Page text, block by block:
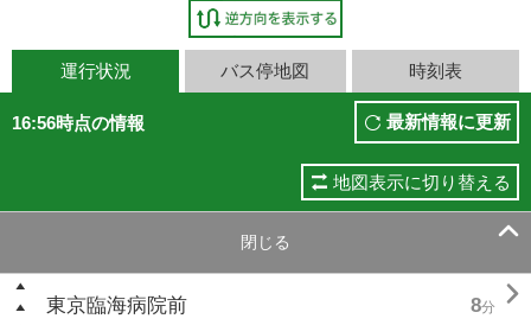
運行状況 バス停地図 時刻表
16:56時点の情報 最新情報に更新
地図表示に切り替える
閉じる 
東京臨海病院前 8分 